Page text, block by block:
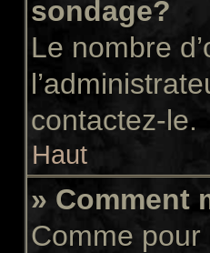
sondage?
Le nombre
contactez-le.
Haut
» Comment
Comme